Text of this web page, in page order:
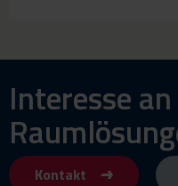
Interesse
Kontakt